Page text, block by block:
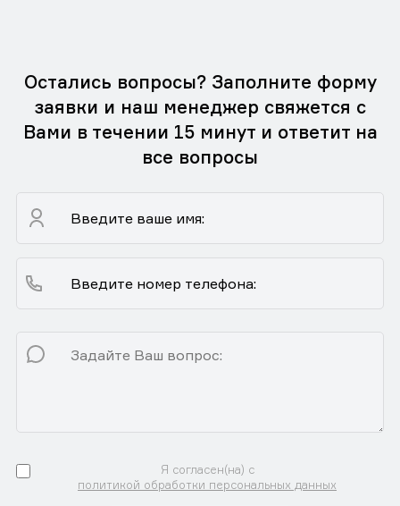
Остались вопросы? Заполните форму
заявки и наш менеджер свяжется с
Вами в течении 15 минут и ответит на
все вопросы
Я согласен(на) с
политикой обработки персональных данных